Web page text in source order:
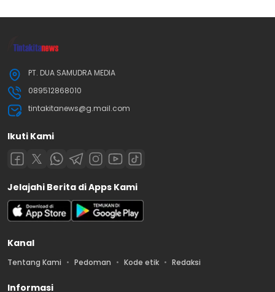
PT. DUA SAMUDRA MEDIA
089512868010
tintakitanews@g.mail.com
Ikuti Kami
Jelajahi Berita di Apps Kami
Kanal
Tentang Kami Pedoman Kode etik Redaksi
Informasi